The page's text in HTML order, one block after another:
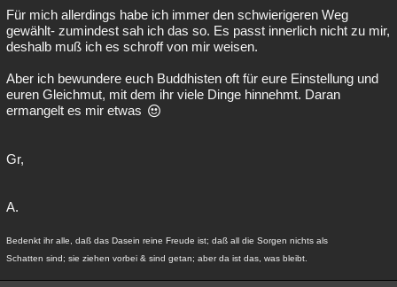
Für mich allerdings habe ich immer den schwierigeren Weg
gewählt- zumindest sah ich das so. Es passt innerlich nicht zu mir,
deshalb muß ich es schroff von mir weisen.
Aber ich bewundere euch Buddhisten oft für eure Einstellung und
euren Gleichmut, mit dem ihr viele Dinge hinnehmt. Daran
ermangelt es mir etwas
Gr,
A.
Bedenkt ihr alle, daß das Dasein reine Freude ist; daß all die Sorgen nichts als
Schatten sind; sie ziehen vorbei & sind getan; aber da ist das, was bleibt.